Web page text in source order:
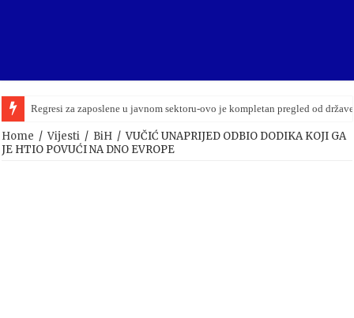
Regresi za zaposlene u javnom sektoru-ovo je kompletan pregled od
Home / Vijesti / BiH / VUČIĆ UNAPRIJED ODBIO DODIKA KOJI GA
JE HTIO POVUĆI NA DNO EVROPE